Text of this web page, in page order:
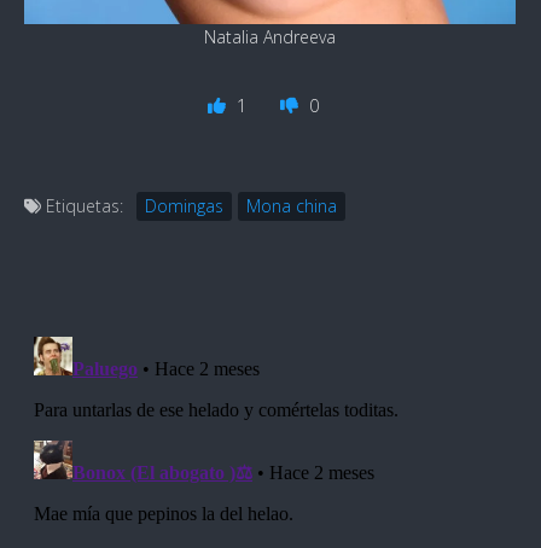
Natalia Andreeva
1 0
Etiquetas: Domingas Mona china